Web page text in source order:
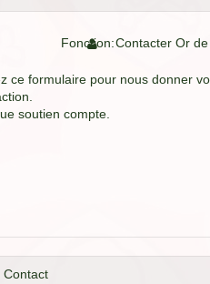
Fonction:Contacter Or de
ce formulaire pour nous donner
soutien compte.
Contact